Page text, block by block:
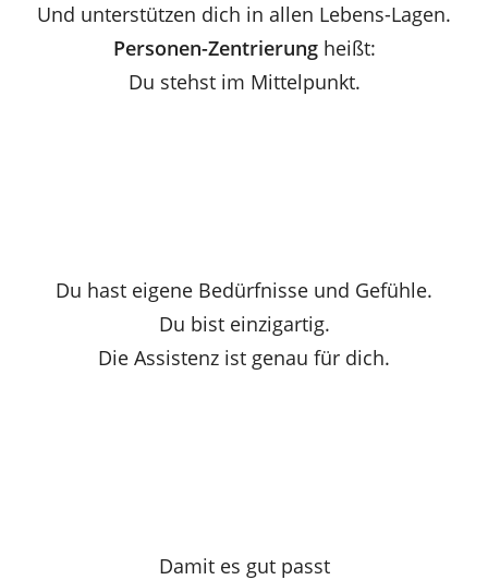
Und unterstützen dich in allen Lebens-Lagen.
Personen-Zentrierungheißt:
Du stehst im Mittelpunkt.
Du hast eigene Bedürfnisse und Gefühle.
Du bist einzigartig.
Die Assistenz ist genau für dich.
Damit es gut passt